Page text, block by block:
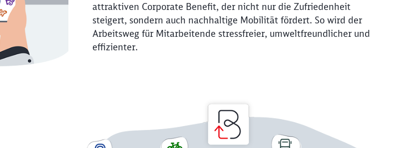
attraktiven Corporate Benefit, der nicht nur die Zufriedenheit
steigert, sondern auch nachhaltige Mobilität fördert. So wird der
Arbeitsweg für Mitarbeitende stressfreier, umweltfreundlicher und
effizienter.